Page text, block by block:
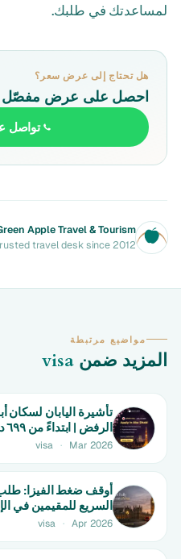
لمساعدتك في طلبك.
هل تحتاج إلى عرض سعر؟
احصل على عرض مفصّل خلال
تواصل
Apple Travel & Tourism
travel desk since 2012.
مواضيع مرتبطة
المزيد ضمنvisa
تأشيرة اليابان
الرفض | ابتداءً من ٦٩٩ درهم
visa · Mar 2026
أوقف ضغط الفيزا: طلب
درهم
visa · Apr 2026